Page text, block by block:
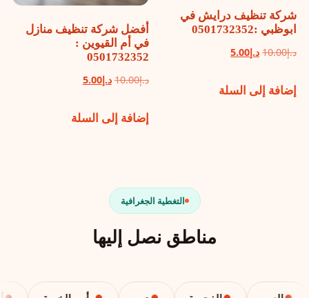
شركة تنظيف درايش في
ابوظبي :0501732352
د.إ10.00 السعر
هو:
د.إ5.00السعر
هو:
إضافة إلى السلة
أفضل شركة تنظيف منازل
في أم القيوين :
0501732352
د.إ10.00السعر
هو:
د.إ5.00السعر
هو:
إضافة إلى السلة
التغطية الجغرافية
مناطق نصل إليها